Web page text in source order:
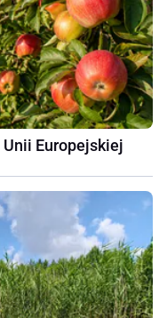
Europejskiej